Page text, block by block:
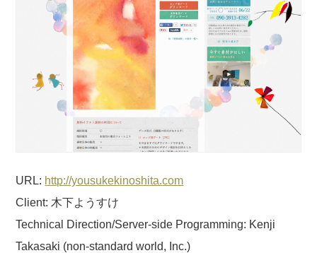
URL: http://yousukekinoshita.com
Client: 木下ようすけ
Technical Direction/Server-side Programming: Kenji
Takasaki (non-standard world, Inc.)